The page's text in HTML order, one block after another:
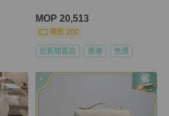
MOP 20,513
現折 200
近新閒置品 香港 免運